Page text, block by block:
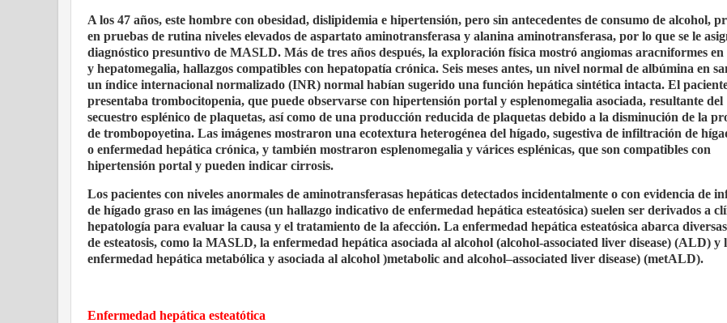
A los 47 años, este hombre con obesidad, dislipidemia e hipertensión, pero sin antecedentes de consumo de alcohol,
en pruebas de rutina niveles elevados de aspartato aminotransferasa y alanina aminotransferasa, por lo que se le
diagnóstico presuntivo de MASLD. Más de tres años después, la exploración física mostró angiomas aracniformes
y hepatomegalia, hallazgos compatibles con hepatopatía crónica. Seis meses antes, un nivel normal de albúmina en
un índice internacional normalizado (INR) normal habían sugerido una función hepática sintética intacta. El
presentaba trombocitopenia, que puede observarse con hipertensión portal y esplenomegalia asociada, resultante del
secuestro esplénico de plaquetas, así como de una producción reducida de plaquetas debido a la disminución de la
de trombopoyetina. Las imágenes mostraron una ecotextura heterogénea del hígado, sugestiva de infiltración de
o enfermedad hepática crónica, y también mostraron esplenomegalia y várices esplénicas, que son compatibles con
hipertensión portal y pueden indicar cirrosis.
Los pacientes con niveles anormales de aminotransferasas hepáticas detectados incidentalmente o con evidencia de
de hígado graso en las imágenes (un hallazgo indicativo de enfermedad hepática esteatósica) suelen ser derivados a
hepatología para evaluar la causa y el tratamiento de la afección. La enfermedad hepática esteatósica abarca
de esteatosis, como la MASLD, la enfermedad hepática asociada al alcohol (alcohol-associated liver disease) (ALD) y
enfermedad hepática metabólica y asociada al alcohol )metabolic and alcohol–associated liver disease) (metALD).
Enfermedad hepática esteatótica